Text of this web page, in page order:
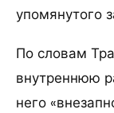
упомянутого
По словам
внутреннюю
него